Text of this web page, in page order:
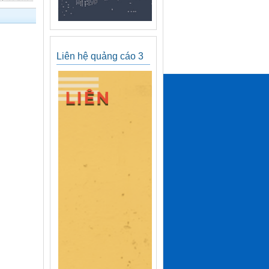
Liên hệ quảng cáo 3